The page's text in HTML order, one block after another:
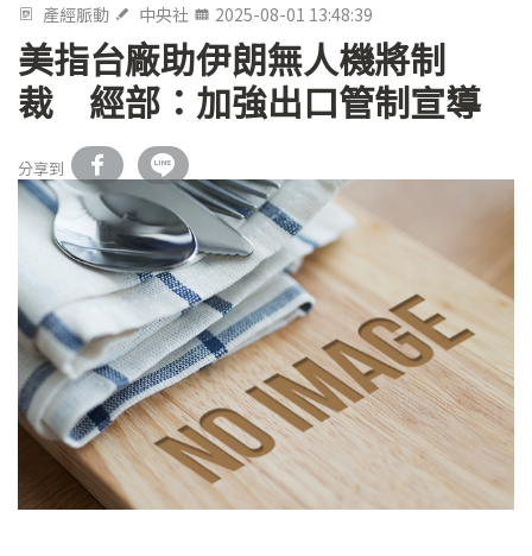
產經脈動 中央社 2025-08-01 13:48:39
美指台廠助伊朗無人機將制
裁 經部：加強出口管制宣導
分享到